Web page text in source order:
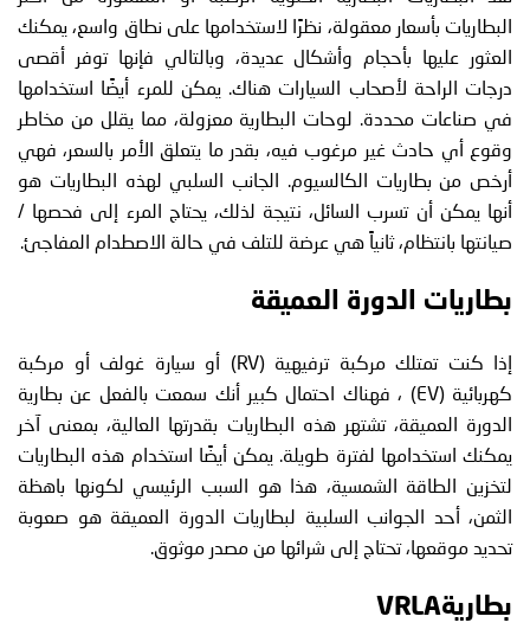
البطاريات بأسعار معقولة، نظرًا لاستخدامها على نطاق واسع، يمكنك
العثور عليها بأحجام وأشكال عديدة، وبالتالي فإنها توفر أقصى
درجات الراحة لأصحاب السيارات هناك. يمكن للمرء أيضًا استخدامها
في صناعات محددة. لوحات البطارية معزولة، مما يقلل من مخاطر
وقوع أي حادث غير مرغوب فيه، بقدر ما يتعلق الأمر بالسعر، فهي
أرخص من بطاريات الكالسيوم. الجانب السلبي لهذه البطاريات هو
أنها يمكن أن تسرب السائل، نتيجة لذلك، يحتاج المرء إلى فحصها /
صيانتها بانتظام، ثانياً هي عرضة للتلف في حالة الاصطدام المفاجئ.
بطاريات الدورة العميقة
إذا كنت تمتلك مركبة ترفيهية (RV) أو سيارة غولف أو مركبة
كهربائية (EV) ، فهناك احتمال كبير أنك سمعت بالفعل عن بطارية
الدورة العميقة، تشتهر هذه البطاريات بقدرتها العالية، بمعنى آخر
يمكنك استخدامها لفترة طويلة. يمكن أيضًا استخدام هذه البطاريات
لتخزين الطاقة الشمسية، هذا هو السبب الرئيسي لكونها باهظة
الثمن، أحد الجوانب السلبية لبطاريات الدورة العميقة هو صعوبة
تحديد موقعها، تحتاج إلى شرائها من مصدر موثوق.
بطاريةVRLA